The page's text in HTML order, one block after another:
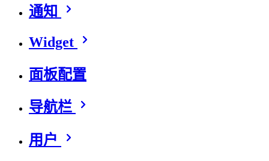
通知
Widget
面板配置
导航栏
用户